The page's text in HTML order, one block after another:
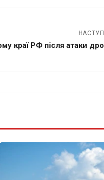
краї РФ після атаки